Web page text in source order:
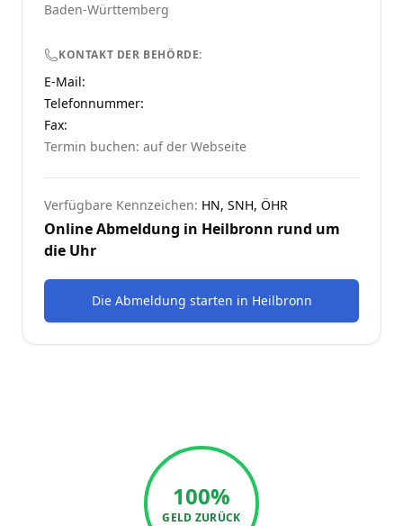
Baden-Württemberg
KONTAKT DER BEHÖRDE:
E-Mail:
Telefonnummer:
Fax:
Termin buchen: auf der Webseite
Verfügbare Kennzeichen: HN, SNH, ÖHR
Online Abmeldung in Heilbronn rund um
die Uhr
Die Abmeldung starten in Heilbronn
100%
GELD ZURÜCK